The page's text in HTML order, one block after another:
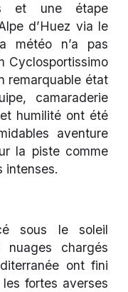
et une étape
d’Huez via le
météo n’a pas
Cyclosportissimo
remarquable état
camaraderie
humilité ont été
aventure
la piste comme
intenses.
sous le soleil
chargés
ont fini
fortes averses